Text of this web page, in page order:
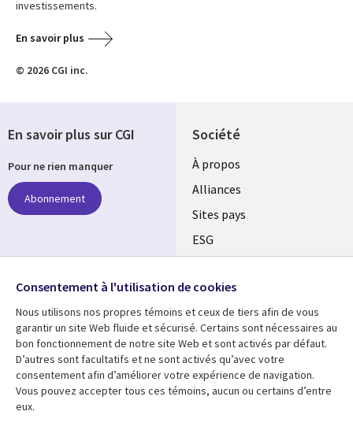
investissements.
En savoir plus
© 2026 CGI inc.
Société
À propos
Alliances
Sites pays
ESG
Fusions
Salle de presse
Ressources
Articles
Support
En savoir plus sur CGI
Pour ne rien manquer
Abonnement
Suivez-nous
Social
Media
Global
FR
Consentement à l'utilisation de cookies
Nous utilisons nos propres témoins et ceux de tiers afin de vous
garantir un site Web fluide et sécurisé. Certains sont nécessaires au
bon fonctionnement de notre site Web et sont activés par défaut.
D’autres sont facultatifs et ne sont activés qu’avec votre
consentement afin d’améliorer votre expérience de navigation.
Vous pouvez accepter tous ces témoins, aucun ou certains d’entre
eux.